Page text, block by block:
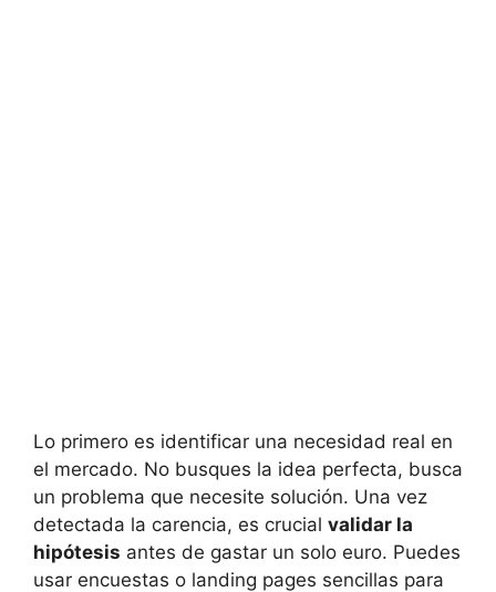
Lo primero es identificar una necesidad real en
el mercado. No busques la idea perfecta, busca
un problema que necesite solución. Una vez
detectada la carencia, es crucial validar la
hipótesis antes de gastar un solo euro. Puedes
usar encuestas o landing pages sencillas para